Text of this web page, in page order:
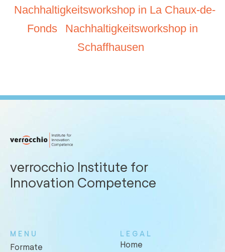
Nachhaltigkeitsworkshop in La Chaux-de-
Fonds
Nachhaltigkeitsworkshop in
Schaffhausen
verrocchio Institute for
Innovation Competence
MENU
Formate
LEGAL
Home